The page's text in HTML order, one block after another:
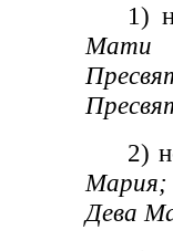
1)
Мати
2)
Дева